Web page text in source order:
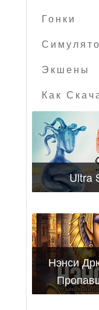
Гонки
Экшены
Как
Ultra
Нэнси